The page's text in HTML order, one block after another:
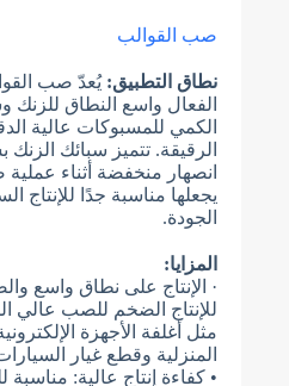
صب القوالب
نطاق التطبيق: يُعدّ صب
الفعال واسع النطاق للزنك
الكمي للمسبوكات عالية
الرقيقة. تتميز سبائك
انصهار منخفضة أثناء
يجعلها مناسبة جدًا للإنتاج
الجودة.
المزايا:
· الإنتاج على نطاق واسع
للإنتاج الضخم للصب عالي
مثل أغلفة الأجهزة
المنزلية وقطع غيار
• كفاءة إنتاج عالية: